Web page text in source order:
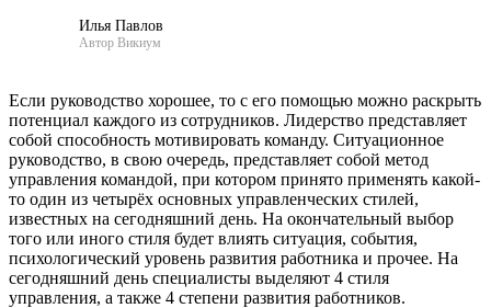
Илья Павлов
Автор Викиум
Если руководство хорошее, то с его помощью можно раскрыть
потенциал каждого из сотрудников. Лидерство представляет
собой способность мотивировать команду. Ситуационное
руководство, в свою очередь, представляет собой метод
управления командой, при котором принято применять какой-
то один из четырёх основных управленческих стилей,
известных на сегодняшний день. На окончательный выбор
того или иного стиля будет влиять ситуация, события,
психологический уровень развития работника и прочее. На
сегодняшний день специалисты выделяют 4 стиля
управления, а также 4 степени развития работников.